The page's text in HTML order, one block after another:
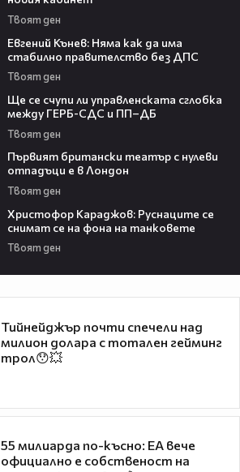
Твоят ден
Евгений Кънев: Няма как да има
стабилно правителство без ДПС
Твоят ден
Ще се счупи ли управленската сглобка
между ГЕРБ-СДС и ПП–ДБ
Твоят ден
Първият британски театър с нулеви
отпадъци е в Лондон
Твоят ден
Христофор Караджов: Руснаците се
снимат се на фона на танковете
Твоят ден
Тийнейджър почти спечели над
милион долара с тотален гейминг
трол😯💥
55 милиарда по-късно: EA вече
официално е собственост на